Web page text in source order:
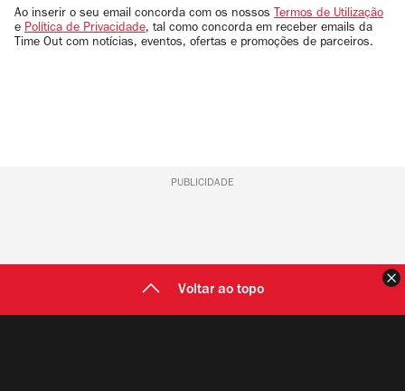
email
Ao inserir o seu email concorda com os nossos Termos de Utilização
e Política de Privacidade, tal como concorda em receber emails da
Time Out com notícias, eventos, ofertas e promoções de parceiros.
PUBLICIDADE
Voltar ao topo